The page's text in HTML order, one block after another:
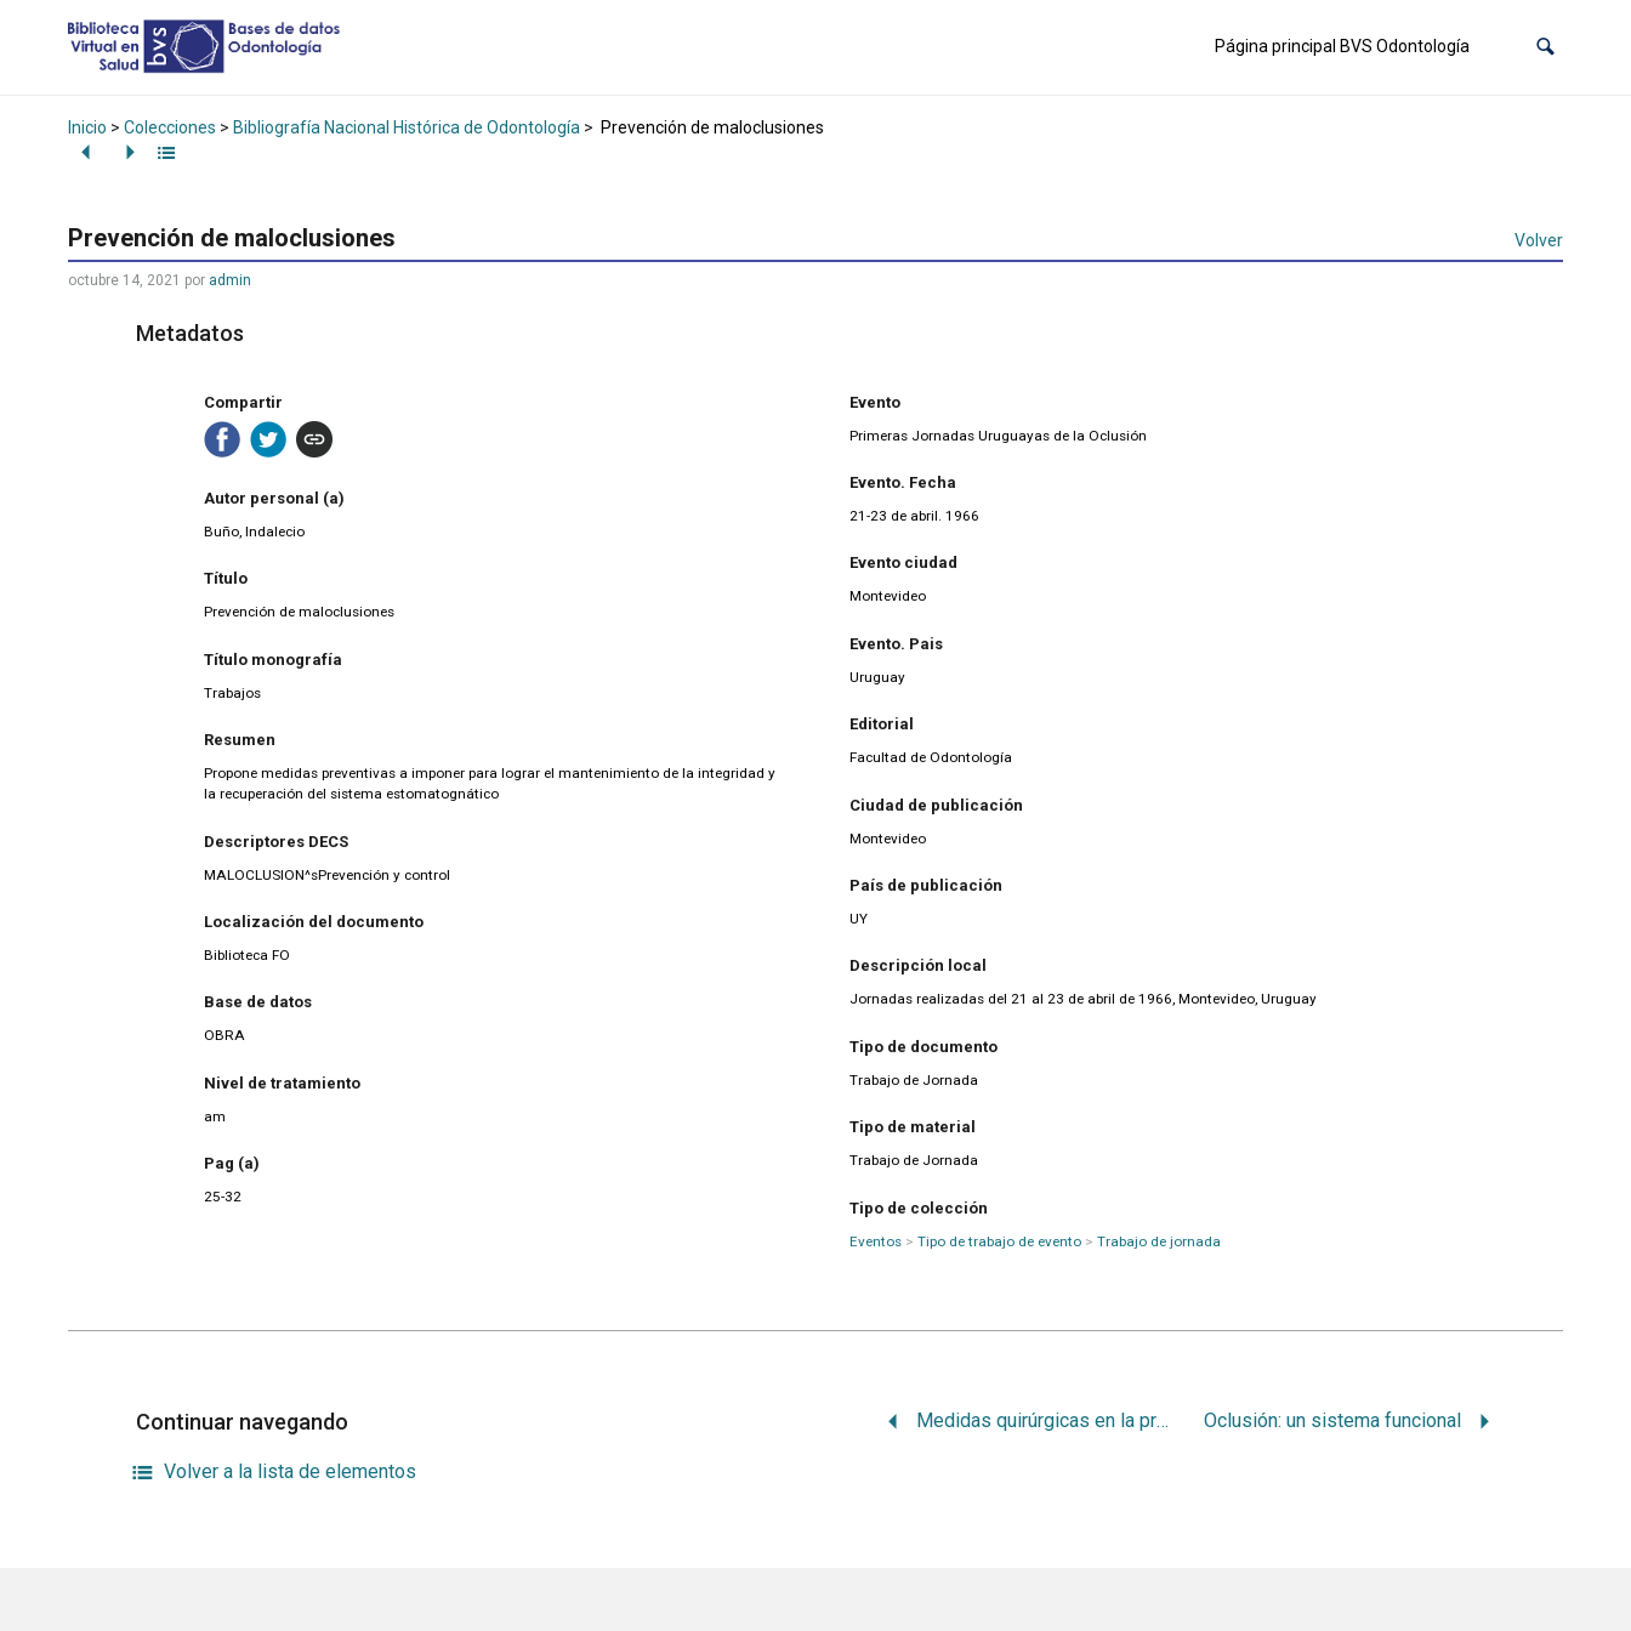
Página principal BVS Odontología
Inicio > Colecciones > Bibliografía Nacional Histórica de Odontología > Prevención de maloclusiones
Prevención de maloclusiones Volver
octubre 14, 2021 por admin
Metadatos
Compartir
Autor personal (a)
Buño, Indalecio
Título
Prevención de maloclusiones
Título monografía
Trabajos
Resumen
Propone medidas preventivas a imponer para lograr el mantenimiento de la integridad y
la recuperación del sistema estomatognático
Descriptores DECS
MALOCLUSION^sPrevención y control
Localización del documento
Biblioteca FO
Base de datos
OBRA
Nivel de tratamiento
am
Pag (a)
25-32
Evento
Primeras Jornadas Uruguayas de la Oclusión
Evento. Fecha
21-23 de abril. 1966
Evento ciudad
Montevideo
Evento. Pais
Uruguay
Editorial
Facultad de Odontología
Ciudad de publicación
Montevideo
País de publicación
UY
Descripción local
Jornadas realizadas del 21 al 23 de abril de 1966, Montevideo, Uruguay
Tipo de documento
Trabajo de Jornada
Tipo de material
Trabajo de Jornada
Tipo de colección
Eventos > Tipo de trabajo de evento > Trabajo de jornada
Continuar navegando Medidas quirúrgicas en la prevención de maloclusiones Oclusión: un sistema funcional
Volver a la lista de elementos